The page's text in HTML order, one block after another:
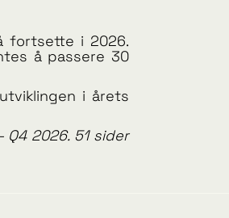
fortsette i 2026.
å passere 30
i årets
2026. 51 sider